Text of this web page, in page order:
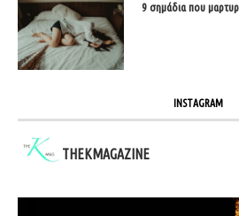
9 σημάδια που
INSTAGRAM
THEKMAGAZINE